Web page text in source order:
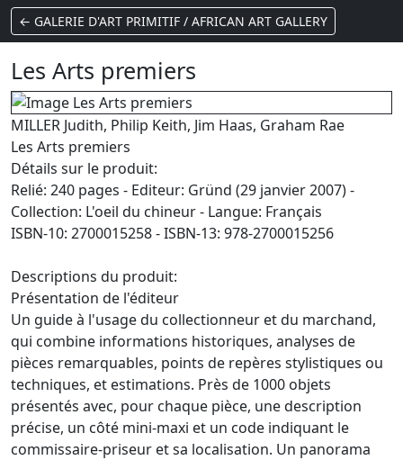
← GALERIE D'ART PRIMITIF / AFRICAN ART GALLERY
Les Arts premiers
MILLER Judith, Philip Keith, Jim Haas, Graham Rae
Les Arts premiers
Détails sur le produit:
Relié: 240 pages - Editeur: Gründ (29 janvier 2007) -
Collection: L'oeil du chineur - Langue: Français
ISBN-10: 2700015258 - ISBN-13: 978-2700015256
Descriptions du produit:
Présentation de l'éditeur
Un guide à l'usage du collectionneur et du marchand,
qui combine informations historiques, analyses de
pièces remarquables, points de repères stylistiques ou
techniques, et estimations. Près de 1000 objets
présentés avec, pour chaque pièce, une description
précise, un côté mini-maxi et un code indiquant le
commissaire-priseur et sa localisation. Un panorama